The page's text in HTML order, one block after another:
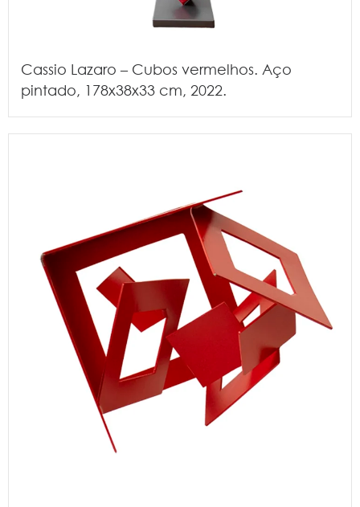
Cassio Lazaro – Cubos vermelhos. Aço
pintado, 178x38x33 cm, 2022.